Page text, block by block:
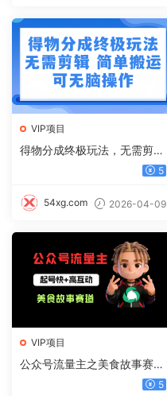
VIP项目
得物分成终极玩法，无需剪
5
54xg.com 2026-04-09
VIP项目
公众号流量主之美食故事赛
道，起号快+高互动，8天就 5